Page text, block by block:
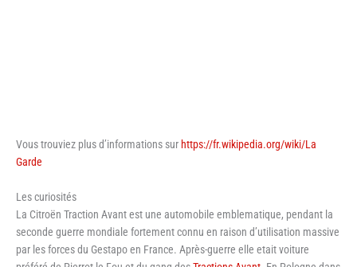
Vous trouviez plus d’informations sur https://fr.wikipedia.org/wiki/La
Garde
Les curiosités
La Citroën Traction Avant est une automobile emblematique, pendant la
seconde guerre mondiale fortement connu en raison d’utilisation massive
par les forces du Gestapo en France. Après-guerre elle etait voiture